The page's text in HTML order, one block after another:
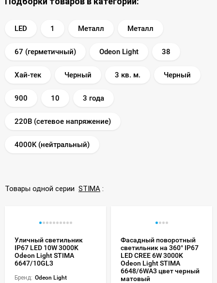
LED 1 Металл Металл
67 (герметичный) Odeon Light 38
Хай-тек Черный 3 кв. м. Черный
900 10 3 года
220В (сетевое напряжение)
4000K (нейтральный)
Товары одной серии STIMA :
Уличный светильник
IP67 LED 10W 3000K
Odeon Light STIMA
6647/10GL3
Бренд: Odeon Light
Фасадный поворотный
светильник на 360° IP67
LED CREE 6W 3000K
Odeon Light STIMA
6648/6WA3 цвет черный
матовый